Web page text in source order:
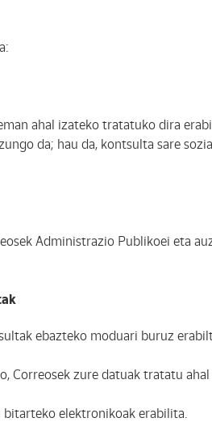
ahal izateko tratatuko dira
da; hau da, kontsulta sare
Administrazio Publikoei eta
ebazteko moduari buruz
zure datuak tratatu ahal
elektronikoak erabilita.